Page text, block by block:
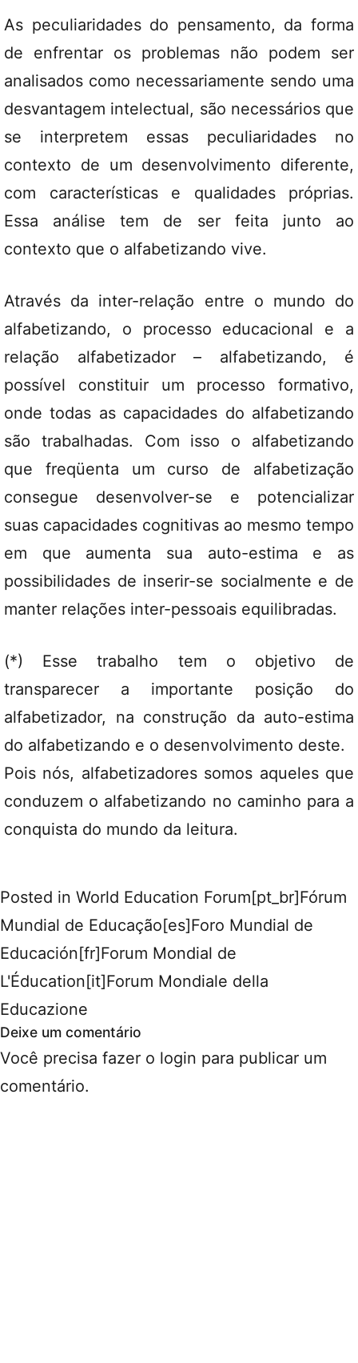
As peculiaridades do pensamento, da forma
de enfrentar os problemas não podem ser
analisados como necessariamente sendo uma
desvantagem intelectual, são necessários que
se interpretem essas peculiaridades no
contexto de um desenvolvimento diferente,
com características e qualidades próprias.
Essa análise tem de ser feita junto ao
contexto que o alfabetizando vive.
Através da inter-relação entre o mundo do
alfabetizando, o processo educacional e a
relação alfabetizador – alfabetizando, é
possível constituir um processo formativo,
onde todas as capacidades do alfabetizando
são trabalhadas. Com isso o alfabetizando
que freqüenta um curso de alfabetização
consegue desenvolver-se e potencializar
suas capacidades cognitivas ao mesmo tempo
em que aumenta sua auto-estima e as
possibilidades de inserir-se socialmente e de
manter relações inter-pessoais equilibradas.
(*) Esse trabalho tem o objetivo de
transparecer a importante posição do
alfabetizador, na construção da auto-estima
do alfabetizando e o desenvolvimento deste.
Pois nós, alfabetizadores somos aqueles que
conduzem o alfabetizando no caminho para a
conquista do mundo da leitura.
Posted in World Education Forum[pt_br]Fórum
Mundial de Educação[es]Foro Mundial de
Educación[fr]Forum Mondial de
L'Éducation[it]Forum Mondiale della
Educazione
Deixe um comentário
Você precisa fazer o login para publicar um
comentário.